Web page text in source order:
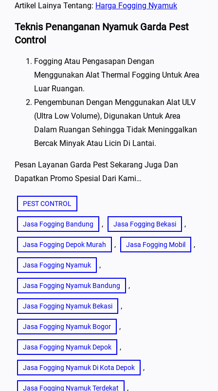
Artikel Lainya Tentang: Harga Fogging Nyamuk
Teknis Penanganan Nyamuk Garda Pest
Control
Fogging Atau Pengasapan Dengan
Menggunakan Alat Thermal Fogging Untuk Area
Luar Ruangan.
Pengembunan Dengan Menggunakan Alat ULV
(Ultra Low Volume), Digunakan Untuk Area
Dalam Ruangan Sehingga Tidak Meninggalkan
Bercak Minyak Atau Licin Di Lantai.
Pesan Layanan Garda Pest Sekarang Juga Dan
Dapatkan Promo Spesial Dari Kami…
PEST CONTROL
Jasa Fogging Bandung , Jasa Fogging Bekasi ,
Jasa Fogging Depok Murah , Jasa Fogging Mobil ,
Jasa Fogging Nyamuk ,
Jasa Fogging Nyamuk Bandung ,
Jasa Fogging Nyamuk Bekasi ,
Jasa Fogging Nyamuk Bogor ,
Jasa Fogging Nyamuk Depok ,
Jasa Fogging Nyamuk Di Kota Depok ,
Jasa Fogging Nyamuk Terdekat ,